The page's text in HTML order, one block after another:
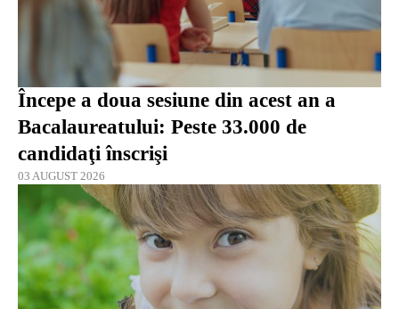
Începe a doua sesiune din acest an a
Bacalaureatului: Peste 33.000 de
candidaţi înscrişi
03 AUGUST 2026